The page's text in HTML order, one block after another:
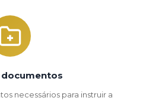
documentos
necessários para instruir a